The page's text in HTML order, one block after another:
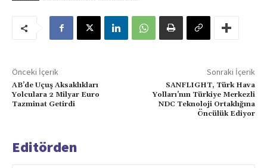
Önceki İçerik
AB’de Uçuş Aksaklıkları
Yolculara 2 Milyar Euro
Tazminat Getirdi
Sonraki İçerik
SANFLIGHT, Türk Hava
Yolları’nın Türkiye Merkezli
NDC Teknoloji Ortaklığına
Öncülük Ediyor
Editörden